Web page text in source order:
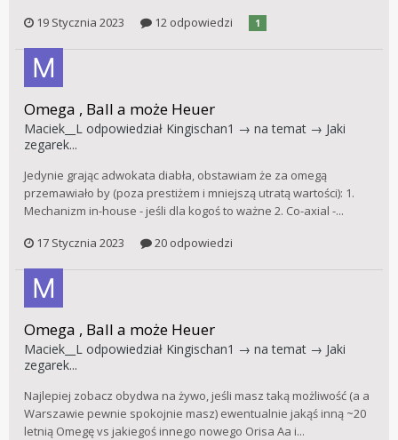
19 Stycznia 2023
12 odpowiedzi 1
Omega , Ball a może Heuer
Maciek__L odpowiedział Kingischan1 → na temat → Jaki
zegarek...
Jedynie grając adwokata diabła, obstawiam że za omegą
przemawiało by (poza prestiżem i mniejszą utratą wartości): 1.
Mechanizm in-house - jeśli dla kogoś to ważne 2. Co-axial -...
17 Stycznia 2023
20 odpowiedzi
Omega , Ball a może Heuer
Maciek__L odpowiedział Kingischan1 → na temat → Jaki
zegarek...
Najlepiej zobacz obydwa na żywo, jeśli masz taką możliwość (a a
Warszawie pewnie spokojnie masz) ewentualnie jakąś inną ~20
letnią Omegę vs jakiegoś innego nowego Orisa Aa i...